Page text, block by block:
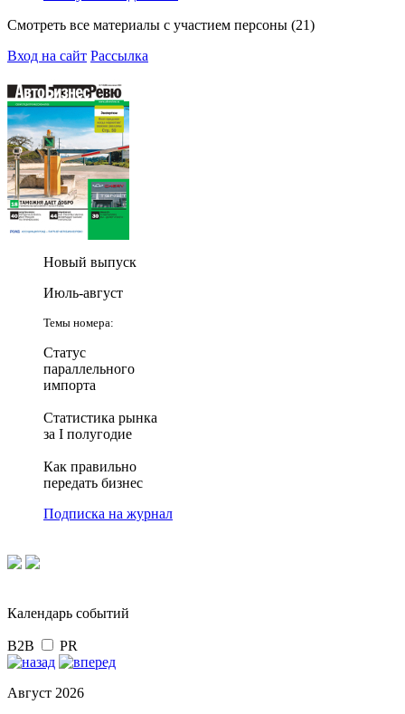
Смотреть все материалы с участием персоны (21)
Вход на сайт Рассылка
Новый выпуск
Июль-август
Темы номера:
Статус
параллельного
импорта
Статистика рынка
за I полугодие
Как правильно
передать бизнес
Подписка на журнал
Календарь событий
B2B PR
Август 2026